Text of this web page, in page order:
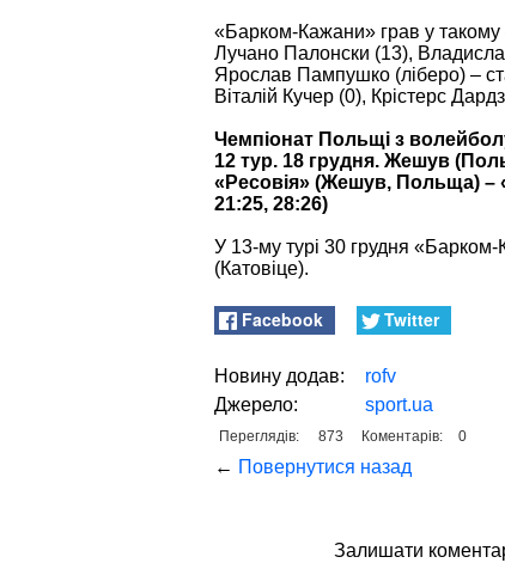
«Барком-Кажани» грав у такому
Лучано Палонски (13),
Ярослав Пампушко (ліберо) –
Віталій Кучер (0), Крістерс
Чемпіонат Польщі з
12 тур. 18 грудня. Жешув
«Ресовія» (Жешув, Польща) –
21:25, 28:26)
У 13-му турі 30 грудня
(Катовіце).
Facebook Twitter
Новину додав:
rofv
Джерело:
sport.ua
Переглядів: 873 Коментарів: 0
← Повернутися назад
Залишати